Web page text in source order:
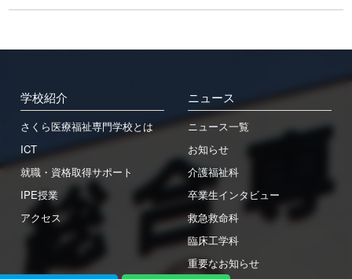
学校法人東洋育英会
→留学生募集要項(PDF)
日本学生支援機構
日本政策金融公庫
Orico
姉妹校
さくら看護専門学校
学校紹介
さくら医療福祉専門学校とは
ICT
就職・資格取得サポート
IPE授業
アクセス
ニュース
ニュース一覧
お知らせ
介護福祉科
卒業生インタビュー
救急救命科
臨床工学科
重要なお知らせ